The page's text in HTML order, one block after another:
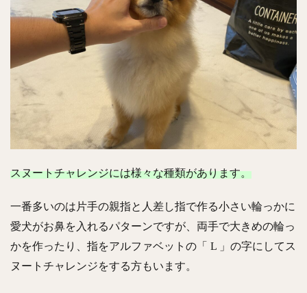
スヌートチャレンジには様々な種類があります。
一番多いのは片手の親指と人差し指で作る小さい輪っかに
愛犬がお鼻を入れるパターンですが、両手で大きめの輪っ
かを作ったり、指をアルファベットの「 L 」の字にしてス
ヌートチャレンジをする方もいます。